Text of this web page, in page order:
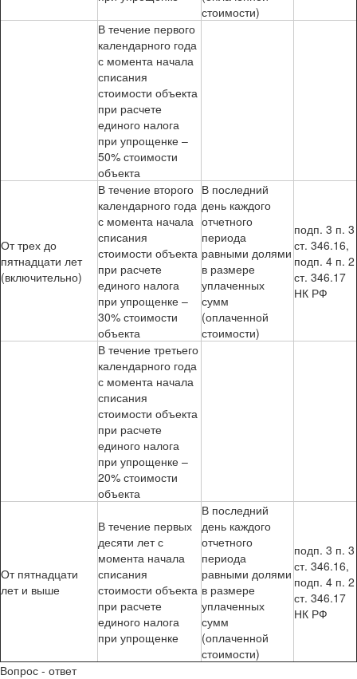
стоимости)
В течение первого
календарного года
с момента начала
списания
стоимости объекта
при расчете
единого налога
при упрощенке –
50% стоимости
объекта
От трех до
пятнадцати лет
(включительно)
В течение второго
календарного года
с момента начала
списания
стоимости объекта
при расчете
единого налога
при упрощенке –
30% стоимости
объекта
В последний
день каждого
отчетного
периода
равными долями
в размере
уплаченных
сумм
(оплаченной
стоимости)
подп. 3 п. 3
ст. 346.16,
подп. 4 п. 2
ст. 346.17
НК РФ
В течение третьего
календарного года
с момента начала
списания
стоимости объекта
при расчете
единого налога
при упрощенке –
20% стоимости
объекта
От пятнадцати
лет и выше
В течение первых
десяти лет с
момента начала
списания
стоимости объекта
при расчете
единого налога
при упрощенке
В последний
день каждого
отчетного
периода
равными долями
в размере
уплаченных
сумм
(оплаченной
стоимости)
подп. 3 п. 3
ст. 346.16,
подп. 4 п. 2
ст. 346.17
НК РФ
Вопрос - ответ